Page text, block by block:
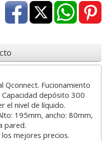
Qconnect. Fucionamiento
depósito 300
el nivel de líquido.
195mm, ancho: 80mm,
pared.
mejores precios.